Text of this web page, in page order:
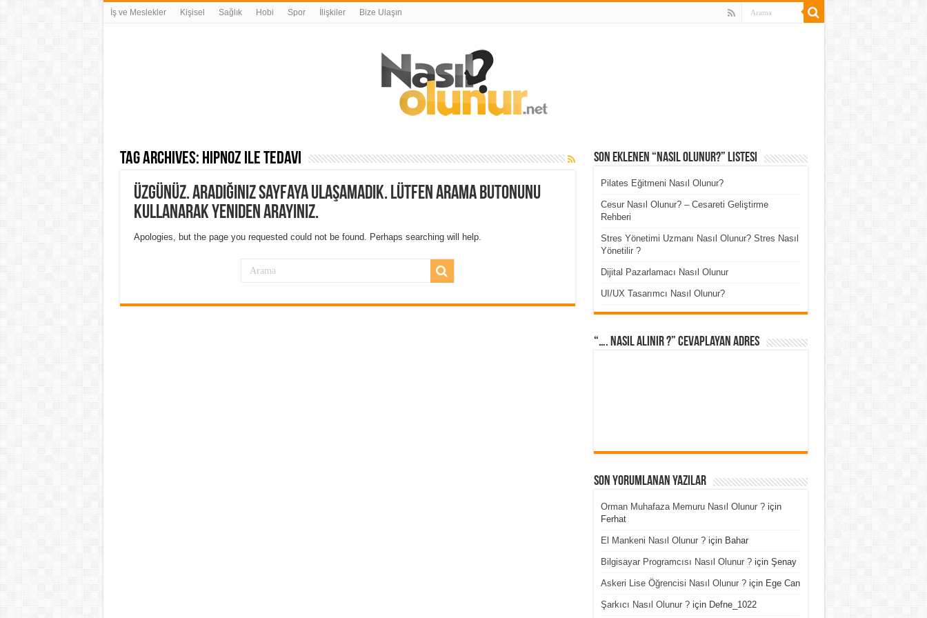
İş ve Meslekler Kişisel Sağlık Hobi Spor İlişkiler Bize Ulaşın
Tag Archives: hipnoz ile tedavi
Üzgünüz. Aradığınız sayfaya ulaşamadık. Lütfen arama butonunu
kullanarak yeniden arayınız.
Apologies, but the page you requested could not be found. Perhaps searching will help.
Son Eklenen “Nasıl Olunur?” Listesi
Pilates Eğitmeni Nasıl Olunur?
Cesur Nasıl Olunur? – Cesareti Geliştirme
Rehberi
Stres Yönetimi Uzmanı Nasıl Olunur? Stres Nasıl
Yönetilir ?
Dijital Pazarlamacı Nasıl Olunur
UI/UX Tasarımcı Nasıl Olunur?
“…. Nasıl Alınır ?” cevaplayan adres
Son Yorumlanan Yazılar
Orman Muhafaza Memuru Nasıl Olunur ?için
Ferhat
El Mankeni Nasıl Olunur ?için Bahar
Bilgisayar Programcısı Nasıl Olunur ?için Şenay
Askeri Lise Öğrencisi Nasıl Olunur ?için Ege Can
Şarkıcı Nasıl Olunur ?için Defne_1022